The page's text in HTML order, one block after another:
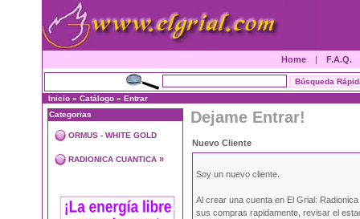
Home | F.A.Q.
Inicio » Catálogo » Entrar
Categorias
ORMUS - WHITE GOLD
RADIONICA CUANTICA »
Dejame Entrar!
Nuevo Cliente
Soy un nuevo cliente.
Al crear una cuenta en El Grial:
sus compras rapidamente, revisar el